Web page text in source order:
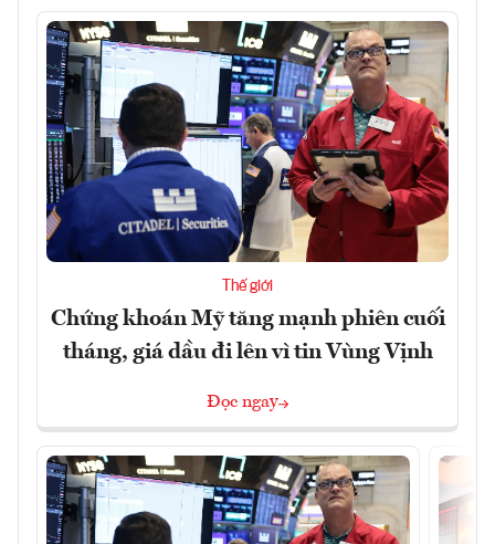
Thế giới
Chứng khoán Mỹ tăng mạnh phiên cuối
tháng, giá dầu đi lên vì tin Vùng Vịnh
Đọc ngay